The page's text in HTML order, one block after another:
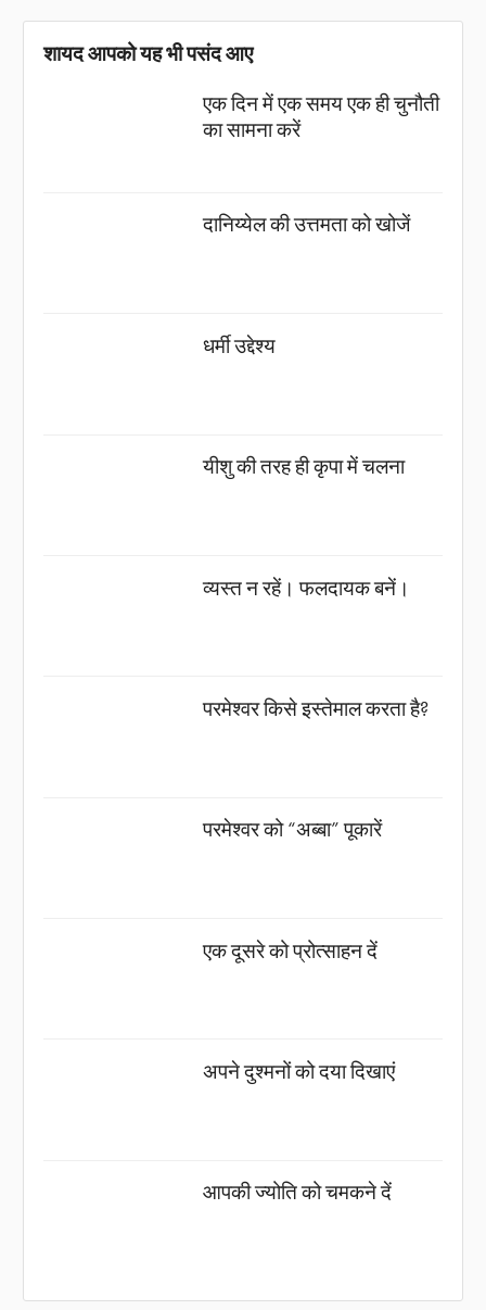
शायद आपको यह भी पसंद आए
एक दिन में एक समय एक ही चुनौती
का सामना करें
दानिय्येल की उत्तमता को खोजें
धर्मी उद्देश्य
यीशु की तरह ही कृपा में चलना
व्यस्त न रहें। फलदायक बनें।
परमेश्वर किसे इस्तेमाल करता है?
परमेश्वर को “अब्बा” पूकारें
एक दूसरे को प्रोत्साहन दें
अपने दुश्मनों को दया दिखाएं
आपकी ज्योति को चमकने दें